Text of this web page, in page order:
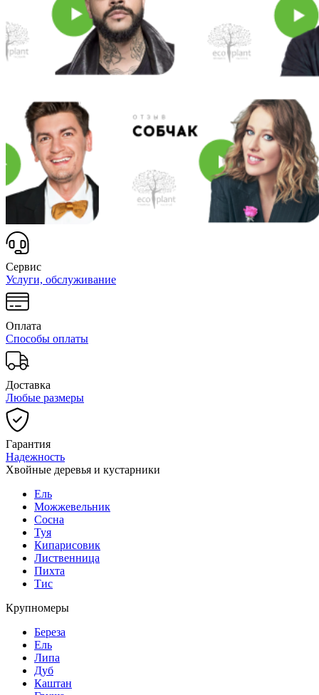
Сервис
Услуги, обслуживание
Оплата
Способы оплаты
Доставка
Любые размеры
Гарантия
Надежность
Хвойные деревья и кустарники
Ель
Можжевельник
Сосна
Туя
Кипарисовик
Лиственница
Пихта
Тис
Крупномеры
Береза
Ель
Липа
Дуб
Каштан